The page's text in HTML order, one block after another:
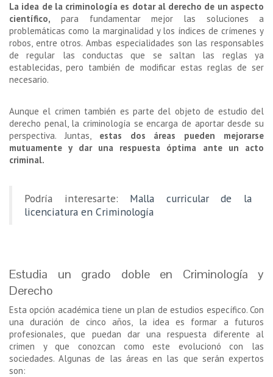
La idea de la criminología es dotar al derecho de un aspecto
científico, para fundamentar mejor las soluciones a
problemáticas como la marginalidad y los índices de crímenes y
robos, entre otros. Ambas especialidades son las responsables
de regular las conductas que se saltan las reglas ya
establecidas, pero también de modificar estas reglas de ser
necesario.
Aunque el crimen también es parte del objeto de estudio del
derecho penal, la criminología se encarga de aportar desde su
perspectiva. Juntas, estas dos áreas pueden mejorarse
mutuamente y dar una respuesta óptima ante un acto
criminal.
Podría interesarte: Malla curricular de la
licenciatura en Criminología
Estudia un grado doble en Criminología y
Derecho
Esta opción académica tiene un plan de estudios específico. Con
una duración de cinco años, la idea es formar a futuros
profesionales, que puedan dar una respuesta diferente al
crimen y que conozcan como este evolucionó con las
sociedades. Algunas de las áreas en las que serán expertos
son: